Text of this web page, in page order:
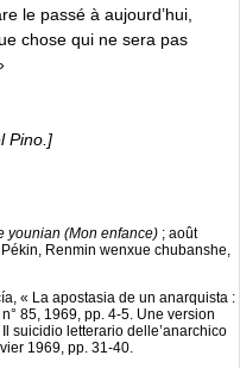
le passé à aujourd’hui,
chose qui ne sera pas
Pino.]
younian (Mon enfance) ; août
Pékin, Renmin wenxue chubanshe,
« La apostasia de un anarquista :
n° 85, 1969, pp. 4-5. Une version
suicidio letterario delle’anarchico
1969, pp. 31-40.